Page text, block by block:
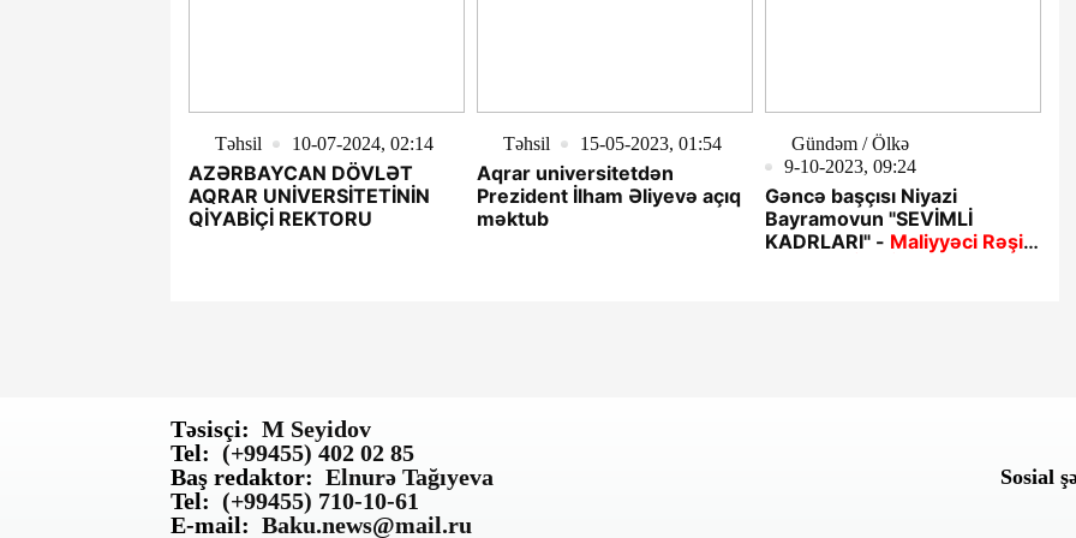
Təhsil 10-07-2024, 02:14
AZƏRBAYCAN DÖVLƏT
AQRAR UNİVERSİTETİNİN
QİYABİÇİ REKTORU
Təhsil 15-05-2023, 01:54
Aqrar universitetdən
Prezident İlham Əliyevə açıq
məktub
Gündəm / Ölkə
9-10-2023, 09:24
Gəncə başçısı Niyazi
Bayramovun "SEVİMLİ
KADRLARI" -
Təsisçi: M Seyidov
Tel: (+99455) 402 02 85
Baş redaktor: Elnurə Tağıyeva
Tel: (+99455) 710-10-61
E-mail: Baku.news@mail.ru
Sosial